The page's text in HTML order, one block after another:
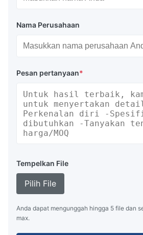
Nama Perusahaan
Pesan pertanyaan*
Tempelkan File
Pilih File
Anda dapat mengunggah hingga 5 file dan
max.